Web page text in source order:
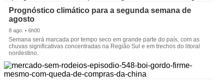
Prognóstico climático para a segunda semana de
agosto
8 ago. • 6h00
Semana será marcada por tempo seco em grande parte do país, com as
chuvas significativas concentradas na Região Sul e em trechos do litoral
nordestino.